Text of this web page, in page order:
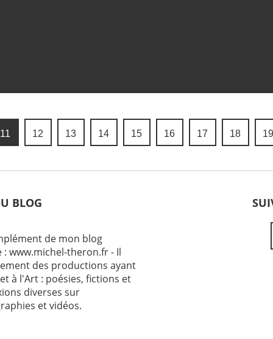
11 12 13 14 15 16 17 18 19
BLOG
de mon blog
www.michel-theron.fr - Il
des productions ayant
à l'Art : poésies, fictions et
diverses sur
et vidéos.